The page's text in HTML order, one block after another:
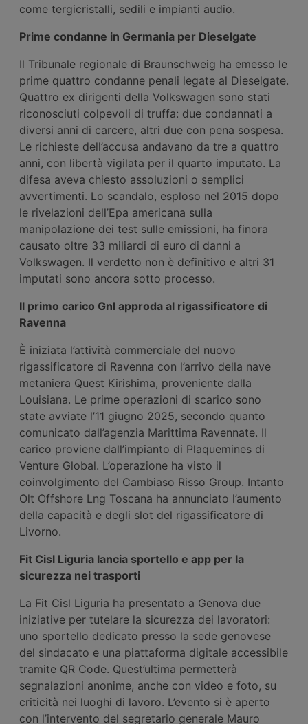
come tergicristalli, sedili e impianti audio.
Prime condanne in Germania per Dieselgate
Il Tribunale regionale di Braunschweig ha emesso le
prime quattro condanne penali legate al Dieselgate.
Quattro ex dirigenti della Volkswagen sono stati
riconosciuti colpevoli di truffa: due condannati a
diversi anni di carcere, altri due con pena sospesa.
Le richieste dell’accusa andavano da tre a quattro
anni, con libertà vigilata per il quarto imputato. La
difesa aveva chiesto assoluzioni o semplici
avvertimenti. Lo scandalo, esploso nel 2015 dopo
le rivelazioni dell’Epa americana sulla
manipolazione dei test sulle emissioni, ha finora
causato oltre 33 miliardi di euro di danni a
Volkswagen. Il verdetto non è definitivo e altri 31
imputati sono ancora sotto processo.
Il primo carico Gnl approda al rigassificatore di
Ravenna
È iniziata l’attività commerciale del nuovo
rigassificatore di Ravenna con l’arrivo della nave
metaniera Quest Kirishima, proveniente dalla
Louisiana. Le prime operazioni di scarico sono
state avviate l’11 giugno 2025, secondo quanto
comunicato dall’agenzia Marittima Ravennate. Il
carico proviene dall’impianto di Plaquemines di
Venture Global. L’operazione ha visto il
coinvolgimento del Cambiaso Risso Group. Intanto
Olt Offshore Lng Toscana ha annunciato l’aumento
della capacità e degli slot del rigassificatore di
Livorno.
Fit Cisl Liguria lancia sportello e app per la
sicurezza nei trasporti
La Fit Cisl Liguria ha presentato a Genova due
iniziative per tutelare la sicurezza dei lavoratori:
uno sportello dedicato presso la sede genovese
del sindacato e una piattaforma digitale accessibile
tramite QR Code. Quest’ultima permetterà
segnalazioni anonime, anche con video e foto, su
criticità nei luoghi di lavoro. L’evento si è aperto
con l’intervento del segretario generale Mauro